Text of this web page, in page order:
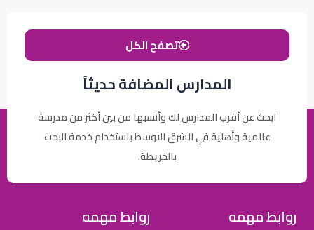
المدارس المضافة حديثاً
ابحث عن أقرب المدارس لك وأنسبها من بين أكثر من مدرسة
عالمية وأهلية في الشرق الاوسط باستخدام خدمة البحث
بالخريطة.
تصفح الكل
روابط مهمه روابط مهمه